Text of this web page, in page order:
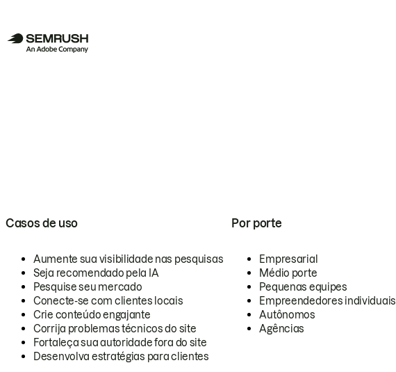
Casos de uso
Aumente sua visibilidade nas pesquisas
Seja recomendado pela IA
Pesquise seu mercado
Conecte-se com clientes locais
Crie conteúdo engajante
Corrija problemas técnicos do site
Fortaleça sua autoridade fora do site
Desenvolva estratégias para clientes
Por porte
Empresarial
Médio porte
Pequenas equipes
Empreendedores individuais
Autônomos
Agências